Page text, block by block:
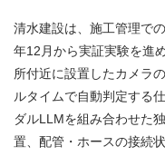
清水建設は、施工管理で
年12月から実証実験を進
所付近に設置したカメラ
ルタイムで自動判定する
ダルLLMを組み合わせた
置、配管・ホースの接続